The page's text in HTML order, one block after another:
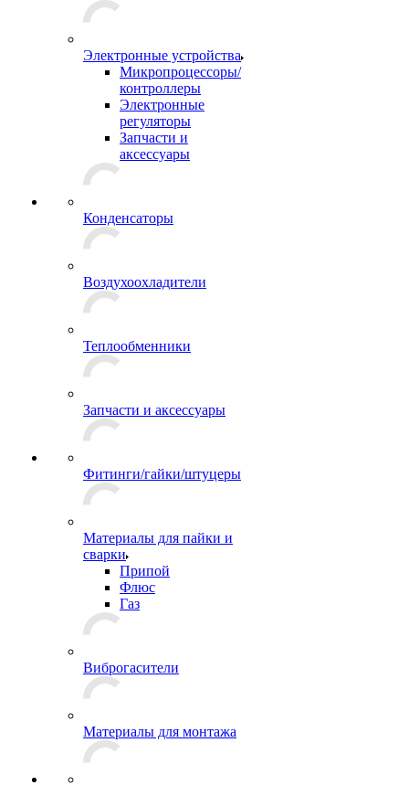
Электронные устройства
Микропроцессоры/
контроллеры
Электронные
регуляторы
Запчасти и
аксессуары
Конденсаторы
Воздухоохладители
Теплообменники
Запчасти и аксессуары
Фитинги/гайки/штуцеры
Материалы для пайки и
сварки
Припой
Флюс
Газ
Виброгасители
Материалы для монтажа